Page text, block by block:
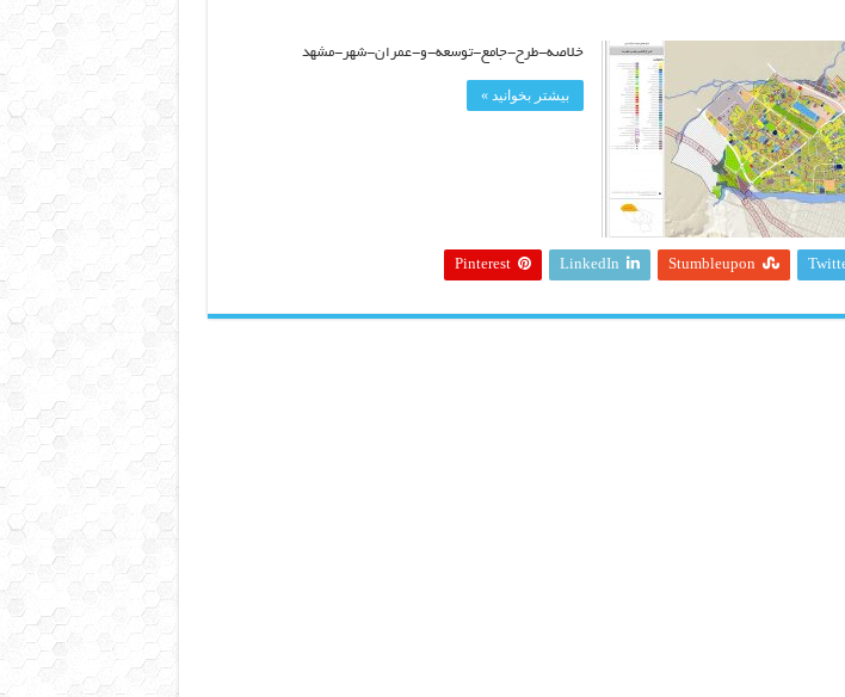
خلاصه-طرح-جامع-توسعه-و-عمران-شهر-مشهد
بیشتر بخوانید »
Stumbleupon
LinkedIn
Pinterest